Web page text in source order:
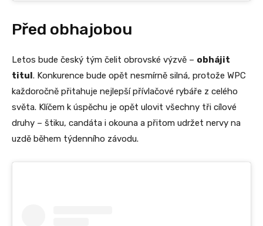
Před obhajobou
Letos bude český tým čelit obrovské výzvě – obhájit
titul. Konkurence bude opět nesmírně silná, protože WPC
každoročně přitahuje nejlepší přívlačové rybáře z celého
světa. Klíčem k úspěchu je opět ulovit všechny tři cílové
druhy – štiku, candáta i okouna a přitom udržet nervy na
uzdě během týdenního závodu.